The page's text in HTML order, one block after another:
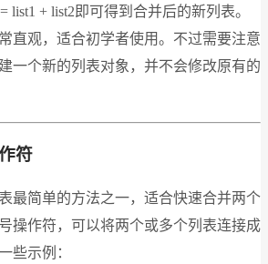
list1 + list2即可得到合并后的新列表。
直观，适合初学者使用。不过需要注意
一个新的列表对象，并不会修改原有的
符
最简单的方法之一，适合快速合并两个
操作符，可以将两个或多个列表连接成
些示例：